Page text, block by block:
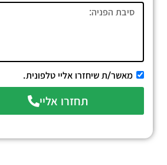
מאשר/ת שיחזרו אליי טלפונית.
תחזרו אליי